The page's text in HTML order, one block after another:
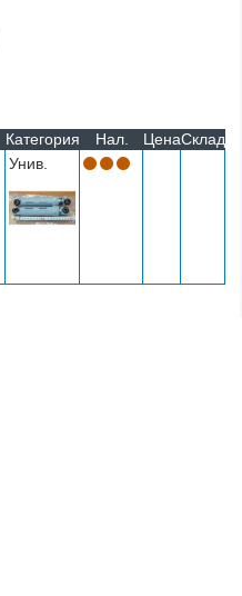
Категория Нал. ЦенаСклад
Унив.